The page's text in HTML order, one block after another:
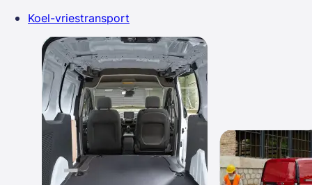
Koel-vriestransport